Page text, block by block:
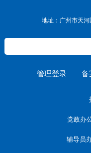
地址：广州市天
管理登录 备
党政办
辅导员